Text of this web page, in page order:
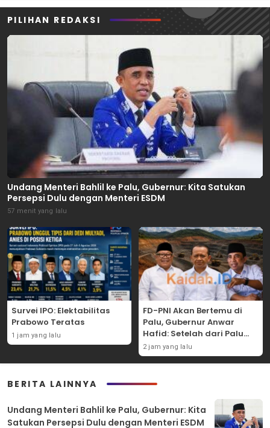
PILIHAN REDAKSI
Undang Menteri Bahlil ke Palu, Gubernur: Kita Satukan
Persepsi Dulu dengan Menteri ESDM
57 menit yang lalu
Survei IPO: Elektabilitas
Prabowo Teratas
1 jam yang lalu
FD-PNI Akan Bertemu di
Palu, Gubernur Anwar
Hafid: Setelah dari Palu
Kami ke Jakarta
2 jam yang lalu
BERITA LAINNYA
Undang Menteri Bahlil ke Palu, Gubernur: Kita
Satukan Persepsi Dulu dengan Menteri ESDM